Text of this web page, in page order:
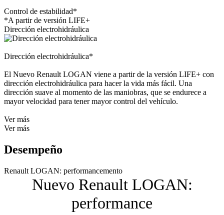
Control de estabilidad*
*A partir de versión LIFE+
Dirección electrohidráulica
Dirección electrohidráulica*
El Nuevo Renault LOGAN viene a partir de la versión LIFE+ con
dirección electrohidráulica para hacer la vida más fácil. Una
dirección suave al momento de las maniobras, que se endurece a
mayor velocidad para tener mayor control del vehículo.
Ver más
Ver más
Desempeño
Renault LOGAN: performancemento
Nuevo Renault LOGAN:
performance